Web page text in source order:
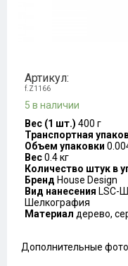
Артикул:
f.Z1166
5 в наличии
Вес (1 шт.) 400 г
Транспортная
Объем упаковки
Вес0.4 кг
Количество штук в
Бренд House Design
Вид нанесения LSC-
Шелкография
Материал дерево,
Дополнительные